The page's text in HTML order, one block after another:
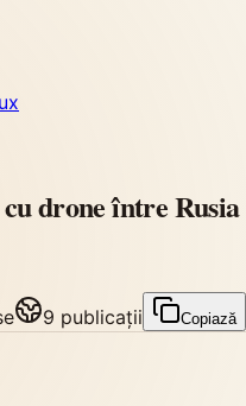
drone între Rusia
9 publicații Copiază